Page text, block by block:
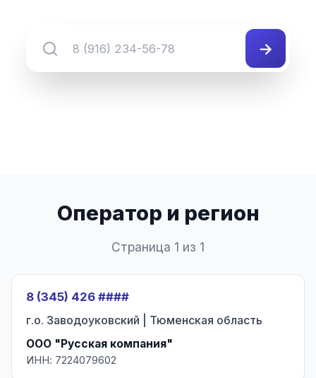
→
Оператор и регион
Страница 1 из 1
8 (345) 426 ####
г.о. Заводоуковский | Тюменская область
ООО "Русская компания"
ИНН: 7224079602